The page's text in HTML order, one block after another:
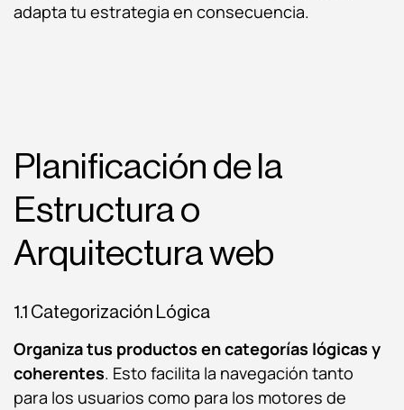
adapta tu estrategia en consecuencia.
Planificación de la
Estructura o
Arquitectura web
1.1 Categorización Lógica
Organiza tus productos en categorías lógicas y
coherentes. Esto facilita la navegación tanto
para los usuarios como para los motores de